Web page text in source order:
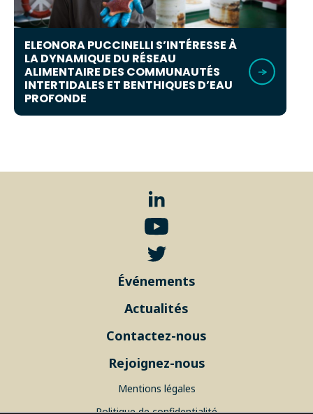
ELEONORA PUCCINELLI S’INTÉRESSE À
LA DYNAMIQUE DU RÉSEAU
ALIMENTAIRE DES COMMUNAUTÉS
INTERTIDALES ET BENTHIQUES D’EAU
PROFONDE
Événements
Actualités
Contactez-nous
Rejoignez-nous
Mentions légales
Politique de confidentialité